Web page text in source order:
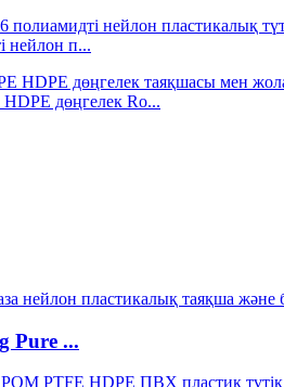
нейлон п...
дөңгелек Ro...
Pure ...